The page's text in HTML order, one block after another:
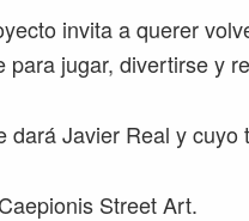
invita a querer
jugar, divertirse y
dará Javier Real y cuyo
Street Art.